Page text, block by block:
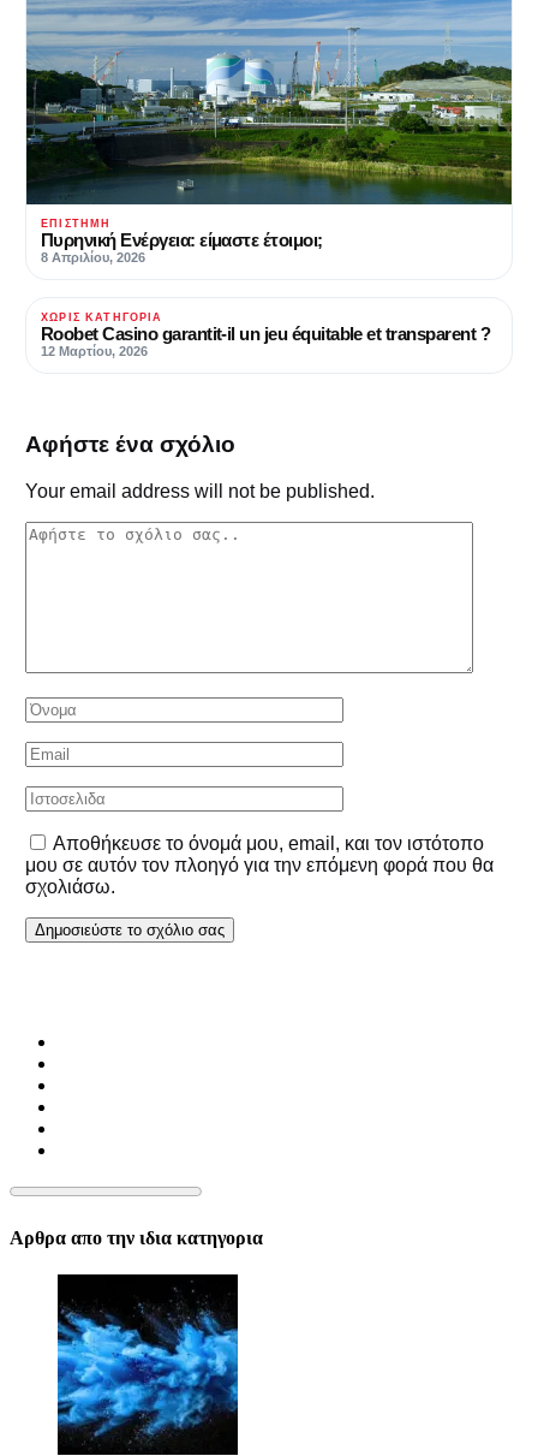
ΕΠΙΣΤΉΜΗ
Πυρηνική Ενέργεια: είμαστε έτοιμοι;
8 Απριλίου, 2026
ΧΩΡΊΣ ΚΑΤΗΓΟΡΊΑ
Roobet Casino garantit-il un jeu équitable et transparent ?
12 Μαρτίου, 2026
Αφήστε ένα σχόλιο
Your email address will not be published.
Αποθήκευσε το όνομά μου, email, και τον ιστότοπο
μου σε αυτόν τον πλοηγό για την επόμενη φορά που θα
σχολιάσω.
Αρθρα απο την ιδια κατηγορια